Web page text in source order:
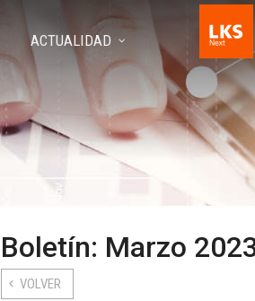
ACTUALIDAD
Boletín: Marzo
VOLVER